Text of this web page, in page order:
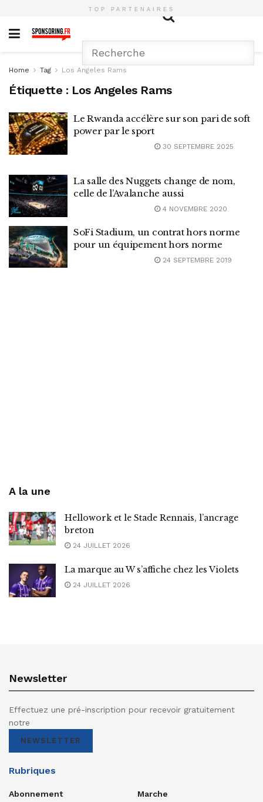
TOP PARTENAIRES
Home Tag Los Angeles Rams
Étiquette : Los Angeles Rams
Le Rwanda accélère sur son pari de soft
power par le sport
30 SEPTEMBRE 2025
La salle des Nuggets change de nom,
celle de l’Avalanche aussi
4 NOVEMBRE 2020
SoFi Stadium, un contrat hors norme
pour un équipement hors norme
24 SEPTEMBRE 2019
A la une
Hellowork et le Stade Rennais, l’ancrage
breton
24 JUILLET 2026
La marque au W s’affiche chez les Violets
24 JUILLET 2026
Newsletter
Effectuez une pré-inscription pour recevoir gratuitement
notre
NEWSLETTER
Rubriques
Abonnement
Marche